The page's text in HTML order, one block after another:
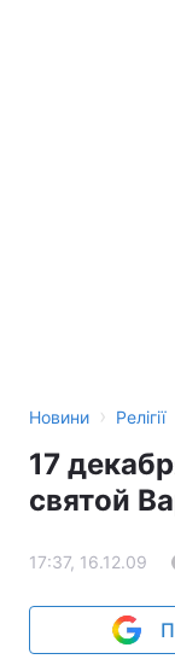
Новини › Релігії
17
святой
17:37, 16.12.09